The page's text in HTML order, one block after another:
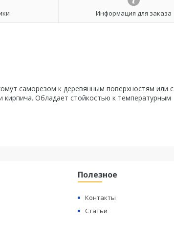
Информация для заказа
саморезом к деревянным поверхностям или с
Обладает стойкостью к температурным
Полезное
Контакты
Статьи